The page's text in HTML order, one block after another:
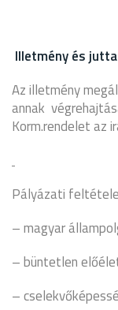
Illetmény és
Az illetmény
annak
Korm.rendelet az
Pályázati
– magyar
– büntetlen
–